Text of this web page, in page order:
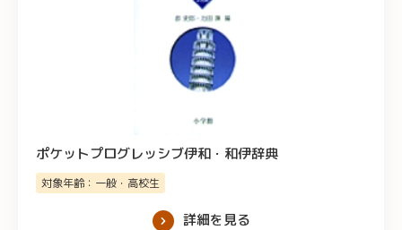
ポケットプログレッシブ伊和・和伊辞典
対象年齢：一般・高校生
詳細を見る